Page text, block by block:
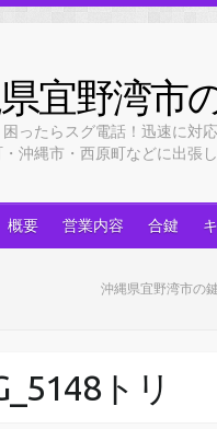
宜野湾市
ったらスグ電話！迅速に対
・沖縄市・西原町などに出
概要 営業内容 合鍵
沖縄県宜野湾市の
トリ